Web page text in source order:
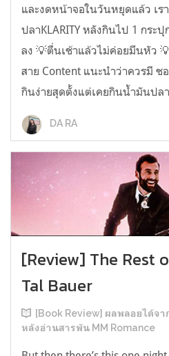
และงดหน้าจอในวันหยุดแล้ว เร
ปลาKLARITY หลังกินไป 1 กระ
ลง 💡ตื่นเช้าแล้วไม่ค่อยมึนหัว
สาย Content แนะนำว่าควรมี ช
กินง่ายสุดตั้งแต่เคยกินน้ำมันปลา
DA RA
[Review] The Rest
Tal Bauer
[Book Review] ผลพลอยได้จ
หลังอ่านสารพัน MM Romance